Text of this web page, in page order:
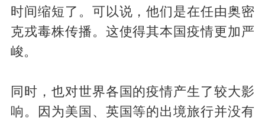
时间缩短了。可以说，他们是在任由奥密
克戎毒株传播。这使得其本国疫情更加严
峻。
同时，也对世界各国的疫情产生了较大影
响。因为美国、英国等的出境旅行并没有